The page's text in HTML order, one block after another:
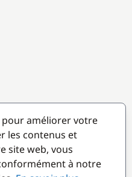
améliorer votre
les contenus et
site web, vous
à notre